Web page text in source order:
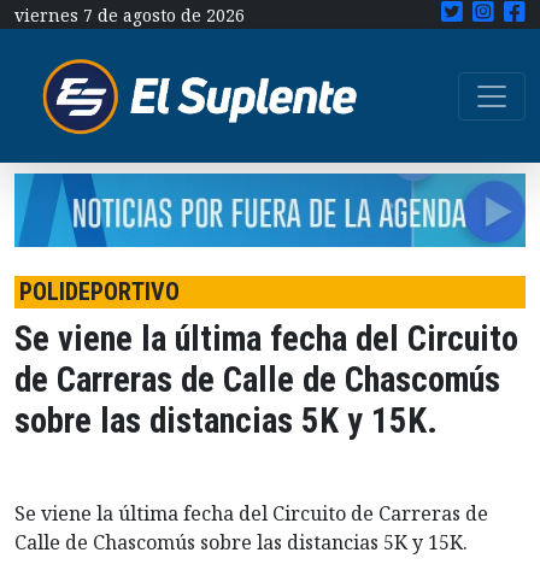
viernes 7 de agosto de 2026
POLIDEPORTIVO
Se viene la última fecha del Circuito
de Carreras de Calle de Chascomús
sobre las distancias 5K y 15K.
Se viene la última fecha del Circuito de Carreras de
Calle de Chascomús sobre las distancias 5K y 15K.